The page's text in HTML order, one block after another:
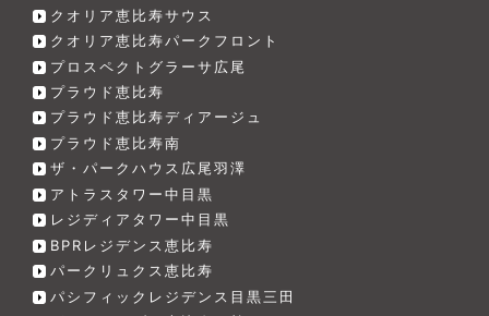
クオリア恵比寿サウス
クオリア恵比寿パークフロント
プロスペクトグラーサ広尾
プラウド恵比寿
プラウド恵比寿ディアージュ
プラウド恵比寿南
ザ・パークハウス広尾羽澤
アトラスタワー中目黒
レジディアタワー中目黒
BPRレジデンス恵比寿
パークリュクス恵比寿
パシフィックレジデンス目黒三田